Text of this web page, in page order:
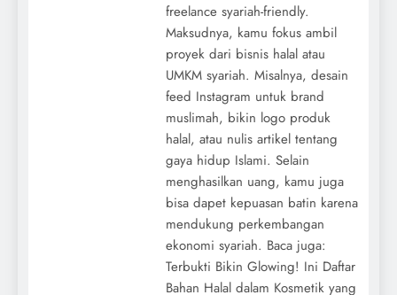
freelance syariah-friendly.
Maksudnya, kamu fokus ambil
proyek dari bisnis halal atau
UMKM syariah. Misalnya, desain
feed Instagram untuk brand
muslimah, bikin logo produk
halal, atau nulis artikel tentang
gaya hidup Islami. Selain
menghasilkan uang, kamu juga
bisa dapet kepuasan batin karena
mendukung perkembangan
ekonomi syariah. Baca juga:
Terbukti Bikin Glowing! Ini Daftar
Bahan Halal dalam Kosmetik yang